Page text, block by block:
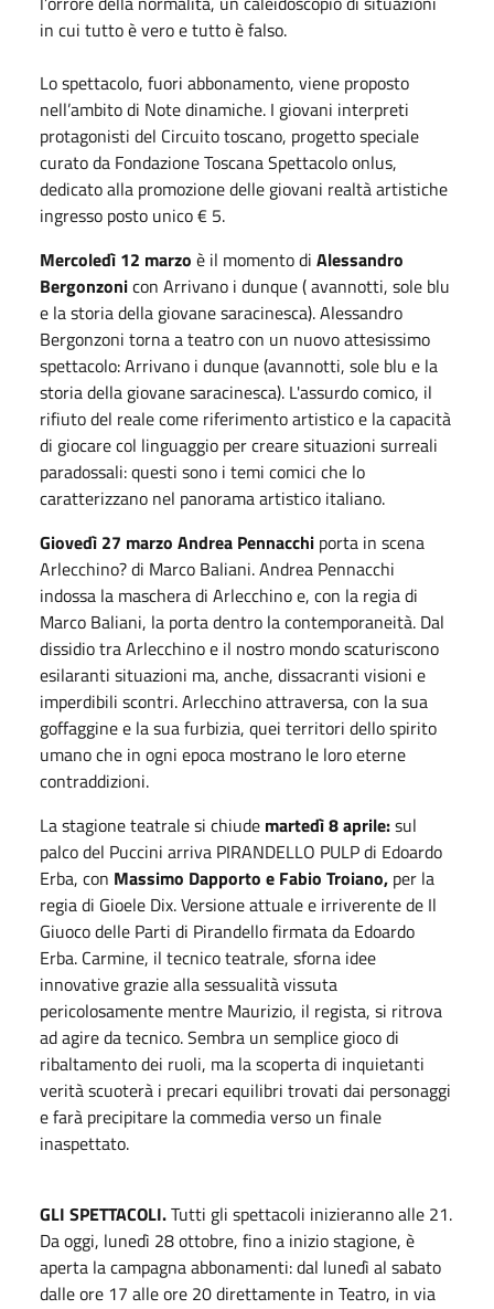
in cui tutto è vero e tutto è falso.
Lo spettacolo, fuori abbonamento, viene proposto
nell’ambito di Note dinamiche. I giovani interpreti
protagonisti del Circuito toscano, progetto speciale
curato da Fondazione Toscana Spettacolo onlus,
dedicato alla promozione delle giovani realtà artistiche
ingresso posto unico € 5.
Mercoledì 12 marzo è il momento di Alessandro
Bergonzonicon Arrivano i dunque ( avannotti, sole blu
e la storia della giovane saracinesca). Alessandro
Bergonzoni torna a teatro con un nuovo attesissimo
spettacolo: Arrivano i dunque (avannotti, sole blu e la
storia della giovane saracinesca). L'assurdo comico, il
rifiuto del reale come riferimento artistico e la capacità
di giocare col linguaggio per creare situazioni surreali
paradossali: questi sono i temi comici che lo
caratterizzano nel panorama artistico italiano.
Giovedì 27 marzo Andrea Pennacchi porta in scena
Arlecchino? di Marco Baliani. Andrea Pennacchi
indossa la maschera di Arlecchino e, con la regia di
Marco Baliani, la porta dentro la contemporaneità. Dal
dissidio tra Arlecchino e il nostro mondo scaturiscono
esilaranti situazioni ma, anche, dissacranti visioni e
imperdibili scontri. Arlecchino attraversa, con la sua
goffaggine e la sua furbizia, quei territori dello spirito
umano che in ogni epoca mostrano le loro eterne
contraddizioni.
La stagione teatrale si chiude martedì 8 aprile:sul
palco del Puccini arriva PIRANDELLO PULP di Edoardo
Erba, con Massimo Dapporto e Fabio Troiano, per la
regia di Gioele Dix. Versione attuale e irriverente de Il
Giuoco delle Parti di Pirandello firmata da Edoardo
Erba. Carmine, il tecnico teatrale, sforna idee
innovative grazie alla sessualità vissuta
pericolosamente mentre Maurizio, il regista, si ritrova
ad agire da tecnico. Sembra un semplice gioco di
ribaltamento dei ruoli, ma la scoperta di inquietanti
verità scuoterà i precari equilibri trovati dai personaggi
e farà precipitare la commedia verso un finale
inaspettato.
GLI SPETTACOLI.Tutti gli spettacoli inizieranno alle 21.
Da oggi, lunedì 28 ottobre, fino a inizio stagione, è
aperta la campagna abbonamenti: dal lunedì al sabato
dalle ore 17 alle ore 20 direttamente in Teatro, in via